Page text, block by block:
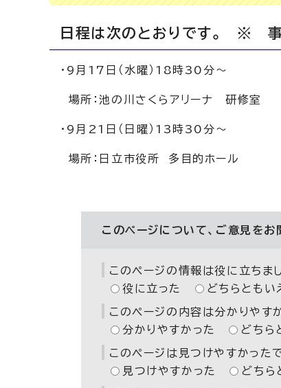
日程は次のとおりです。 ※ 事
・9月17日（水曜）18時30分～
場所：池の川さくらアリーナ 研修室
・9月21日（日曜）13時30分～
場所：日立市役所 多目的ホール
このページについて、ご意見をお
このページの情報は役に立ちま
役に立った
どちらともい
このページの内容は分かりやす
分かりやすかった
どちら
このページは見つけやすかったで
見つけやすかった
どちら